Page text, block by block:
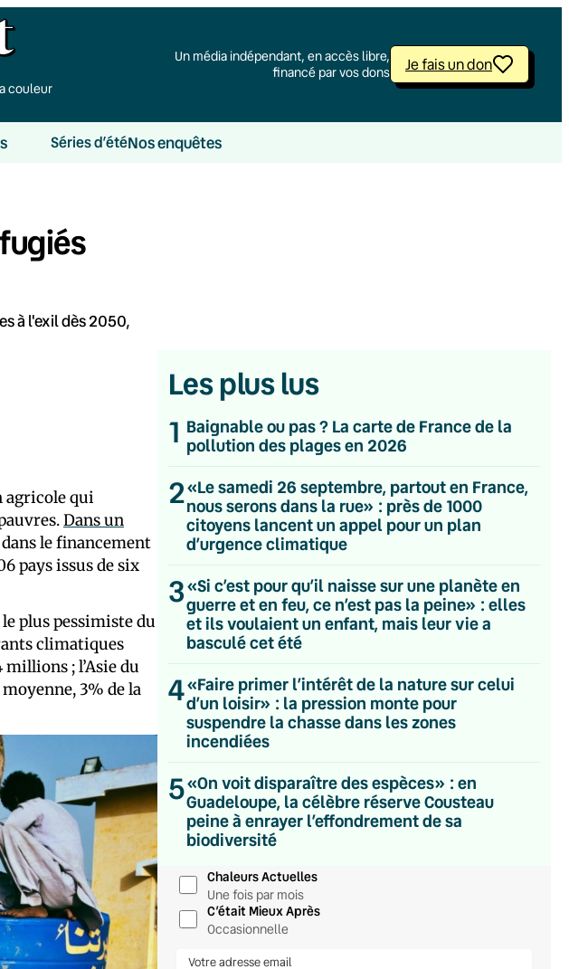
couleur
Un média indépendant, en accès libre,
financé par vos dons
Je fais un don
Séries d’étéNos enquêtes
à l'exil dès 2050,
agricole qui
Dans un
le financement
pays issus de six
plus pessimiste du
climatiques
millions ; l’Asie du
3% de la
Les plus lus
1 Baignable ou pas ? La carte de France de la
pollution des plages en 2026
2«Le samedi 26 septembre, partout en France,
nous serons dans la rue» : près de 1000
citoyens lancent un appel pour un plan
d’urgence climatique
3«Si c’est pour qu’il naisse sur une planète en
guerre et en feu, ce n’est pas la peine» : elles
et ils voulaient un enfant, mais leur vie a
basculé cet été
4«Faire primer l’intérêt de la nature sur celui
d’un loisir» : la pression monte pour
suspendre la chasse dans les zones
incendiées
5«On voit disparaître des espèces» : en
Guadeloupe, la célèbre réserve Cousteau
peine à enrayer l’effondrement de sa
biodiversité
💌 Inscrivez-vous à nos newsletters
Quotidienne
Du lundi au vendredi
Hebdomadaire
Chaleurs Actuelles
Une fois par mois
C’était Mieux Après
Occasionnelle